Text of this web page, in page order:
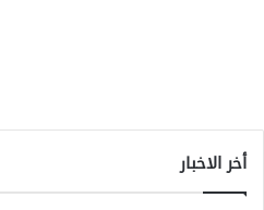
أخر الاخبار